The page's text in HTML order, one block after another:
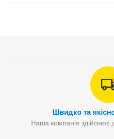
Швидко та
Наша компанія здійснює